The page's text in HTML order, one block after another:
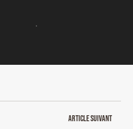
Article suivant